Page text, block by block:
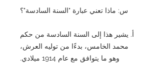
س: ماذا تعني عبارة "السنة السادسة"؟
أ. يشير هذا إلى السنة السادسة من حكم
محمد الخامس، بدءًا من توليه العرش،
وهو ما يتوافق مع عام 1914 ميلادي.